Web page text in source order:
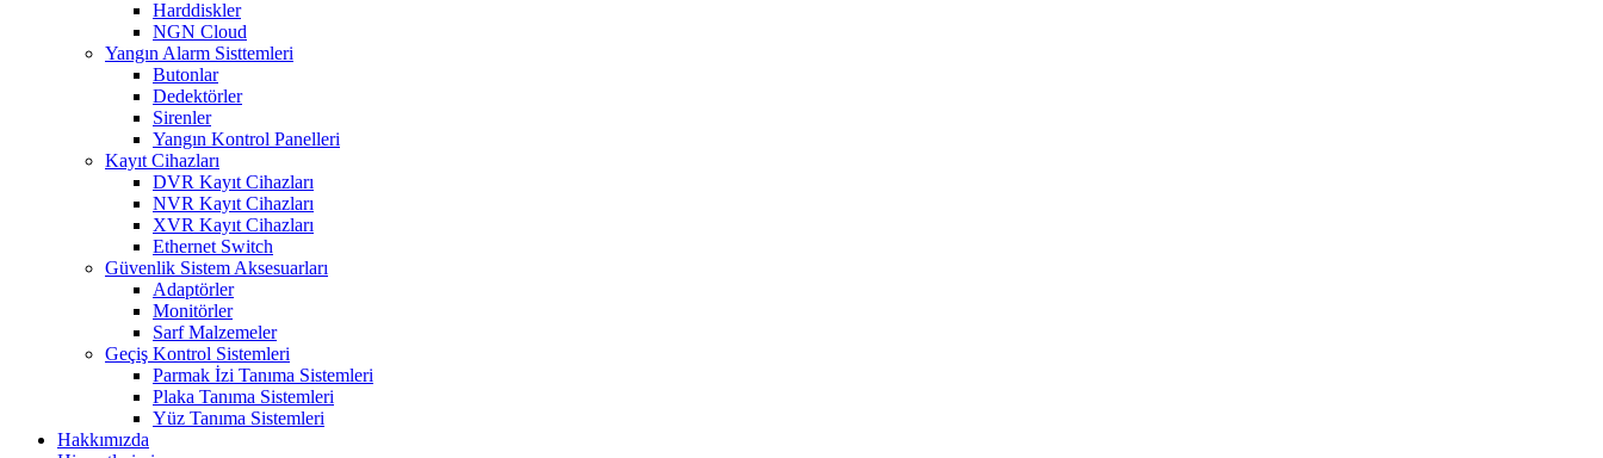
Harddiskler
NGN Cloud
Yangın Alarm Sisttemleri
Butonlar
Dedektörler
Sirenler
Yangın Kontrol Panelleri
Kayıt Cihazları
DVR Kayıt Cihazları
NVR Kayıt Cihazları
XVR Kayıt Cihazları
Ethernet Switch
Güvenlik Sistem Aksesuarları
Adaptörler
Monitörler
Sarf Malzemeler
Geçiş Kontrol Sistemleri
Parmak İzi Tanıma Sistemleri
Plaka Tanıma Sistemleri
Yüz Tanıma Sistemleri
Hakkımızda